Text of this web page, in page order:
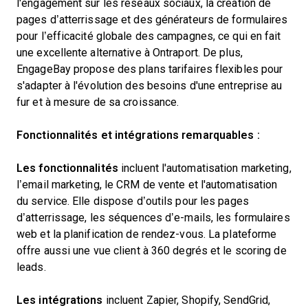
l'engagement sur les réseaux sociaux, la création de
pages d’atterrissage et des générateurs de formulaires
pour l’efficacité globale des campagnes, ce qui en fait
une excellente alternative à Ontraport. De plus,
EngageBay propose des plans tarifaires flexibles pour
s'adapter à l'évolution des besoins d'une entreprise au
fur et à mesure de sa croissance.
Fonctionnalités et intégrations remarquables :
Les fonctionnalités incluent l'automatisation marketing,
l’email marketing, le CRM de vente et l'automatisation
du service. Elle dispose d’outils pour les pages
d’atterrissage, les séquences d’e-mails, les formulaires
web et la planification de rendez-vous. La plateforme
offre aussi une vue client à 360 degrés et le scoring de
leads.
Les intégrations incluent Zapier, Shopify, SendGrid,